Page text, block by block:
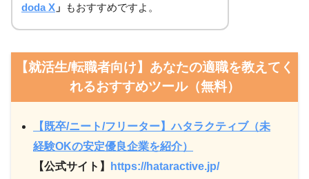
doda X 」 もおすすめですよ。
【就活生/転職者向け】あなたの適職を教えてく
れるおすすめツール（無料）
【既卒/ニート/フリーター】ハタラクティブ（未
経験OKの安定優良企業を紹介）
【公式サイト】
https://hataractive.jp/